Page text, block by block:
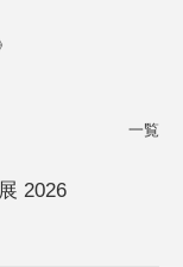
一覧
2026